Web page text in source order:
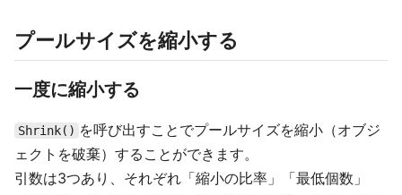
プールサイズを縮小する
一度に縮小する
Shrink() を呼び出すことでプールサイズを縮小（オブジ
ェクトを破棄）することができます。
引数は3つあり、それぞれ「縮小の比率」「最低個数」